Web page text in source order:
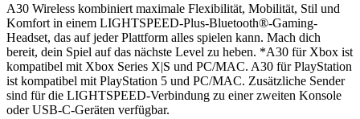
A30 Wireless kombiniert maximale Flexibilität, Mobilität, Stil und
Komfort in einem LIGHTSPEED-Plus-Bluetooth®-Gaming-
Headset, das auf jeder Plattform alles spielen kann. Mach dich
bereit, dein Spiel auf das nächste Level zu heben. *A30 für Xbox ist
kompatibel mit Xbox Series X|S und PC/MAC. A30 für PlayStation
ist kompatibel mit PlayStation 5 und PC/MAC. Zusätzliche Sender
sind für die LIGHTSPEED-Verbindung zu einer zweiten Konsole
oder USB-C-Geräten verfügbar.